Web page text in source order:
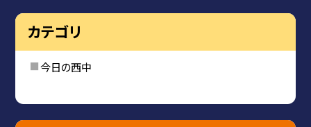
カテゴリ
今日の西中